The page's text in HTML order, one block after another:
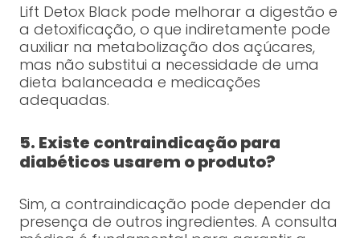
Lift Detox Black pode melhorar a digestão e
a detoxificação, o que indiretamente pode
auxiliar na metabolização dos açúcares,
mas não substitui a necessidade de uma
dieta balanceada e medicações
adequadas.
5. Existe contraindicação para
diabéticos usarem o produto?
Sim, a contraindicação pode depender da
presença de outros ingredientes. A consulta